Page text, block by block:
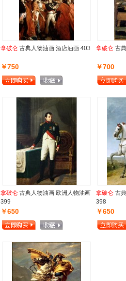
拿破仑 古典人物油画 酒店油画 403
￥750
拿破仑 古
￥700
拿破仑 古典人物油画 欧洲人物油画
399
￥650
拿破仑 古
398
￥650